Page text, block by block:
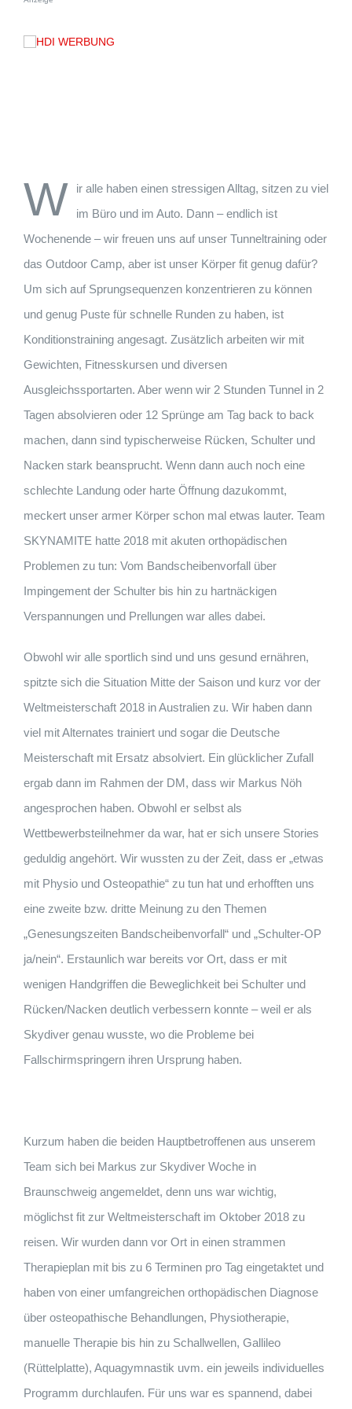
W
ir alle haben einen stressigen Alltag, sitzen zu viel
im Büro und im Auto. Dann – endlich ist
Wochenende – wir freuen uns auf unser Tunneltraining oder
das Outdoor Camp, aber ist unser Körper fit genug dafür?
Um sich auf Sprungsequenzen konzentrieren zu können
und genug Puste für schnelle Runden zu haben, ist
Konditionstraining angesagt. Zusätzlich arbeiten wir mit
Gewichten, Fitnesskursen und diversen
Ausgleichssportarten. Aber wenn wir 2 Stunden Tunnel in 2
Tagen absolvieren oder 12 Sprünge am Tag back to back
machen, dann sind typischerweise Rücken, Schulter und
Nacken stark beansprucht. Wenn dann auch noch eine
schlechte Landung oder harte Öffnung dazukommt,
meckert unser armer Körper schon mal etwas lauter. Team
SKYNAMITE hatte 2018 mit akuten orthopädischen
Problemen zu tun: Vom Bandscheibenvorfall über
Impingement der Schulter bis hin zu hartnäckigen
Verspannungen und Prellungen war alles dabei.
Obwohl wir alle sportlich sind und uns gesund ernähren,
spitzte sich die Situation Mitte der Saison und kurz vor der
Weltmeisterschaft 2018 in Australien zu. Wir haben dann
viel mit Alternates trainiert und sogar die Deutsche
Meisterschaft mit Ersatz absolviert. Ein glücklicher Zufall
ergab dann im Rahmen der DM, dass wir Markus Nöh
angesprochen haben. Obwohl er selbst als
Wettbewerbsteilnehmer da war, hat er sich unsere Stories
geduldig angehört. Wir wussten zu der Zeit, dass er „etwas
mit Physio und Osteopathie“ zu tun hat und erhofften uns
eine zweite bzw. dritte Meinung zu den Themen
„Genesungszeiten Bandscheibenvorfall“ und „Schulter-OP
ja/nein“. Erstaunlich war bereits vor Ort, dass er mit
wenigen Handgriffen die Beweglichkeit bei Schulter und
Rücken/Nacken deutlich verbessern konnte – weil er als
Skydiver genau wusste, wo die Probleme bei
Fallschirmspringern ihren Ursprung haben.
Kurzum haben die beiden Hauptbetroffenen aus unserem
Team sich bei Markus zur Skydiver Woche in
Braunschweig angemeldet, denn uns war wichtig,
möglichst fit zur Weltmeisterschaft im Oktober 2018 zu
reisen. Wir wurden dann vor Ort in einen strammen
Therapieplan mit bis zu 6 Terminen pro Tag eingetaktet und
haben von einer umfangreichen orthopädischen Diagnose
über osteopathische Behandlungen, Physiotherapie,
manuelle Therapie bis hin zu Schallwellen, Gallileo
(Rüttelplatte), Aquagymnastik uvm. ein jeweils individuelles
Programm durchlaufen. Für uns war es spannend, dabei